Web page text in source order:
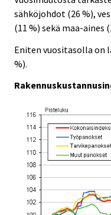
sähköjohdot (26 %),
(11 %) sekä maa-aines
Eniten vuositasolla on
%).